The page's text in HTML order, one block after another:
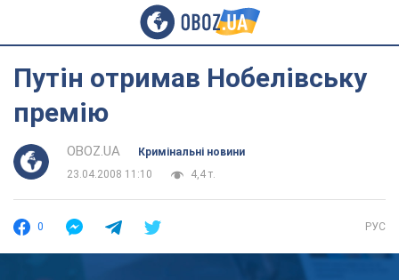
Путін отримав Нобелівську
премію
OBOZ.UA
Кримінальні новини
23.04.2008 11:10
4,4 т.
0 РУС